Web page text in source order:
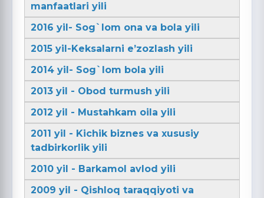
manfaatlari yili
2016 yil- Sog`lom ona va bola yili
2015 yil-Keksalarni e’zozlash yili
2014 yil- Sog`lom bola yili
2013 yil - Obod turmush yili
2012 yil - Mustahkam oila yili
2011 yil - Kichik biznes va xususiy
tadbirkorlik yili
2010 yil - Barkamol avlod yili
2009 yil - Qishloq taraqqiyoti va